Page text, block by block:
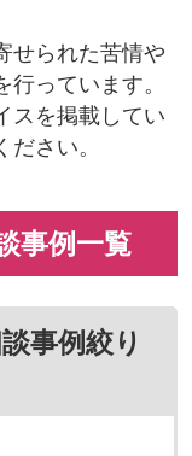
せられた苦情や
っています。
スを掲載してい
さい。
事例一覧
事例絞り